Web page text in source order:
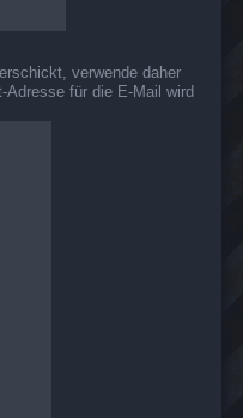
verwende daher
Adresse für die E-Mail wird